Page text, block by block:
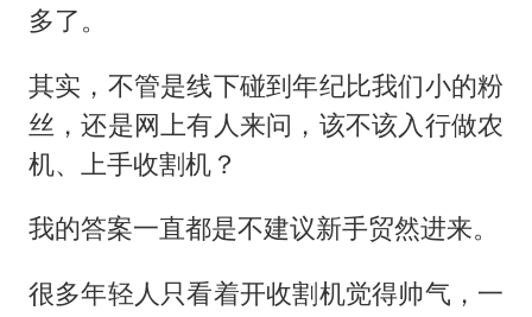
多了。
其实，不管是线下碰到年纪比我们小的粉
丝，还是网上有人来问，该不该入行做农
机、上手收割机？
我的答案一直都是不建议新手贸然进来。
很多年轻人只看着开收割机觉得帅气，一